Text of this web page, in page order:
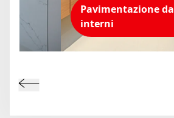
Pavimentazione da
interni